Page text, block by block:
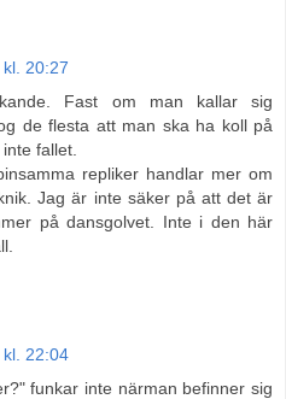
20:27
Fast om man kallar sig
de flesta att man ska ha koll på
fallet.
repliker handlar mer om
Jag är inte säker på att det är
på dansgolvet. Inte i den här
22:04
funkar inte närman befinner sig